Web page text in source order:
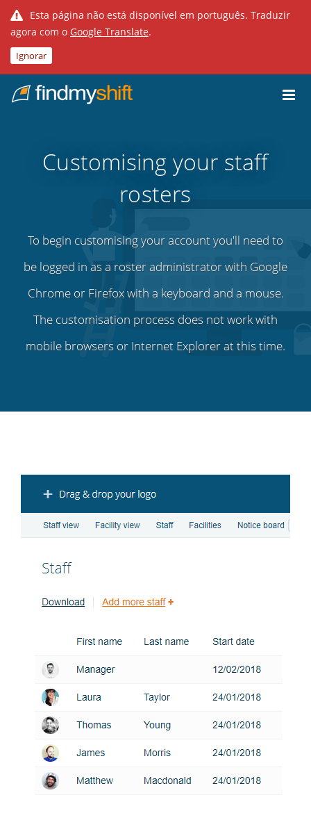
Esta página não está disponível em português. Traduzir
agora com o Google Translate.
Ignorar
Casa
Customising your staff
rosters
To begin customising your account you'll need to
be logged in as a roster administrator with Google
Chrome or Firefox with a keyboard and a mouse.
The customisation process does not work with
mobile browsers or Internet Explorer at this time.